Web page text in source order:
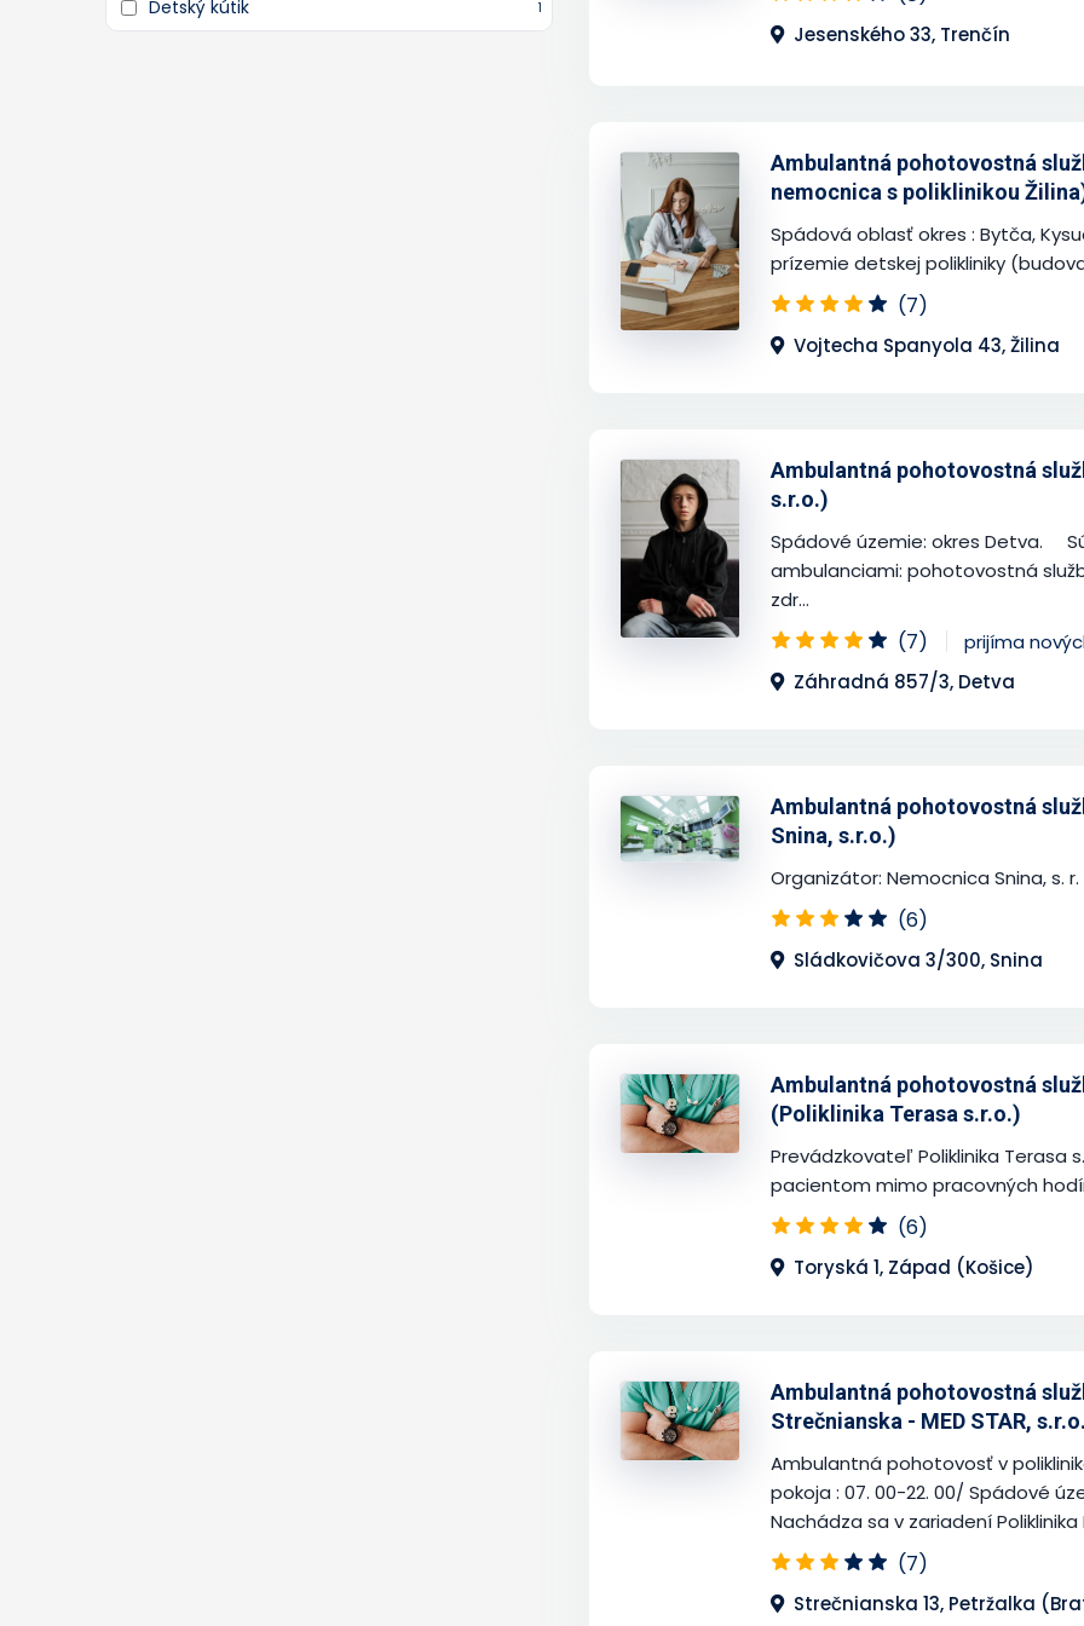
Detský kútik 1
Jesenského 33, Trenčín
Ambulantná pohotovostná
nemocnica s poliklinikou
Spádová oblasť okres : Bytča,
prízemie detskej polikliniky
(7)
Vojtecha Spanyola 43, Žilina
Ambulantná pohotovostná
s.r.o.)
Spádové územie: okres Detva.
ambulanciami: pohotovostná
zdr...
(7)
prijíma
Záhradná 857/3, Detva
Ambulantná pohotovostná
Snina, s.r.o.)
Organizátor: Nemocnica Snina, s.
(6)
Sládkovičova 3/300, Snina
Ambulantná pohotovostná
(Poliklinika Terasa s.r.o.)
Prevádzkovateľ Poliklinika Terasa
pacientom mimo pracovných
(6)
Toryská 1, Západ (Košice)
Ambulantná pohotovostná
Strečnianska - MED STAR,
Ambulantná pohotovosť v
pokoja : 07. 00-22. 00/ Spádové
Nachádza sa v zariadení Poliklinika
(7)
Strečnianska 13, Petržalka